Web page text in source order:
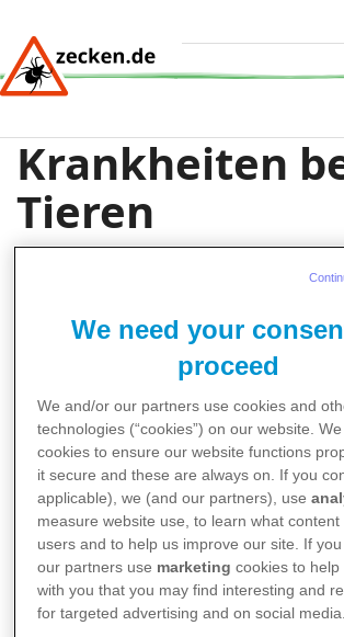
zum
Krankheiten
Tieren
Zeckenschutz für Tiere
We need your
proceed
We and/or our partners use cookies and
technologies (“cookies”) on our website.
cookies to ensure our website functions
it secure and these are always on. If you
applicable), we (and our partners), use
measure website use, to learn what
users and to help us improve our site. If
our partners use marketing cookies to
with you that you may find interesting and
for targeted advertising and on social media.